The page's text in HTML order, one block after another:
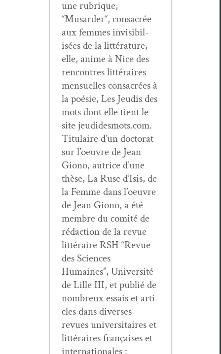
une rubrique,
“Musarder“, con­sacrée
aux femmes invis­i­bil­
isées de la lit­téra­ture,
elle, ani­me à Nice des
ren­con­tres lit­téraires
men­su­elles con­sacrées à
la poésie, Les Jeud­is des
mots dont elle tient le
site jeudidesmots.com.
Tit­u­laire d’un doc­tor­at
sur l’oeu­vre de Jean
Giono, autrice d’une
thèse, La Ruse d’I­sis, de
la Femme dans l’oeu­vre
de Jean Giono, a été
mem­bre du comité de
rédac­tion de la revue
lit­téraire RSH “Revue
des Sci­ences
Humaines”, Uni­ver­sité
de Lille III, et pub­lié de
nom­breux essais et arti­
cles dans divers­es
revues uni­ver­si­taires et
lit­téraires français­es et
inter­na­tionales :